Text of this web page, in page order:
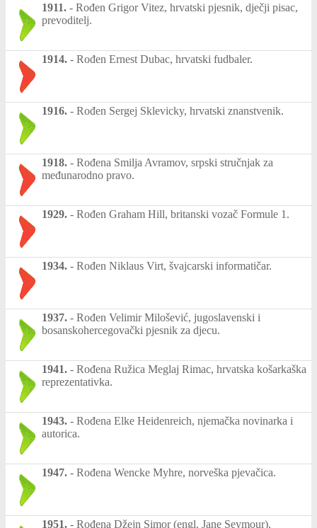
1911. - Rođen Grigor Vitez, hrvatski pjesnik, dječji pisac,
prevoditelj.
1914. - Rođen Ernest Dubac, hrvatski fudbaler.
1916. - Rođen Sergej Sklevicky, hrvatski znanstvenik.
1918. - Rođena Smilja Avramov, srpski stručnjak za
međunarodno pravo.
1929. - Rođen Graham Hill, britanski vozač Formule 1.
1934. - Rođen Niklaus Virt, švajcarski informatičar.
1937. - Rođen Velimir Milošević, jugoslavenski i
bosanskohercegovački pjesnik za djecu.
1941. - Rođena Ružica Meglaj Rimac, hrvatska košarkaška
reprezentativka.
1943. - Rođena Elke Heidenreich, njemačka novinarka i
autorica.
1947. - Rođena Wencke Myhre, norveška pjevačica.
1951. - Rođena Džejn Simor (engl. Jane Seymour),